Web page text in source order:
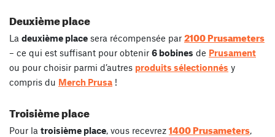
Deuxième place
La deuxième place sera récompensée par 2100 Prusameters
– ce qui est suffisant pour obtenir 6 bobines de Prusament
ou pour choisir parmi d’autres produits sélectionnés y
compris du Merch Prusa !
Troisième place
Pour la troisième place, vous recevrez 1400 Prusameters,